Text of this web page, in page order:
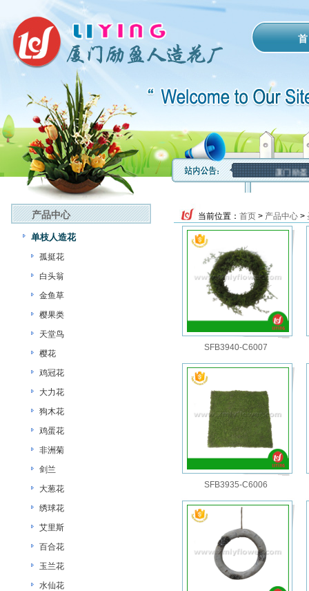
厦门励盈
产品中心
单枝人造花
孤挺花
白头翁
金鱼草
樱果类
天堂鸟
樱花
鸡冠花
大力花
狗木花
鸡蛋花
非洲菊
剑兰
大葱花
绣球花
艾里斯
百合花
玉兰花
水仙花
当前位置： 首页 > 产品中心 >
SFB3940-C6007
SFB3935-C6006